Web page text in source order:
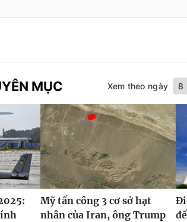
MỤC Xem theo ngày
Mỹ tấn công 3 cơ sở hạt
nhân của Iran, ông Trump